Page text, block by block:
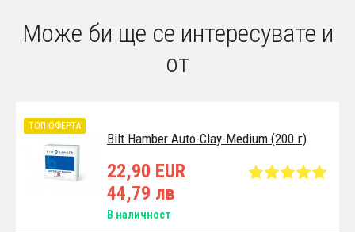
Може би ще се интересувате и
от
Bilt Hamber Auto-Clay-Medium (200 г)
ТОП ОФЕРТА
22,90 EUR
44,79 лв
В наличност